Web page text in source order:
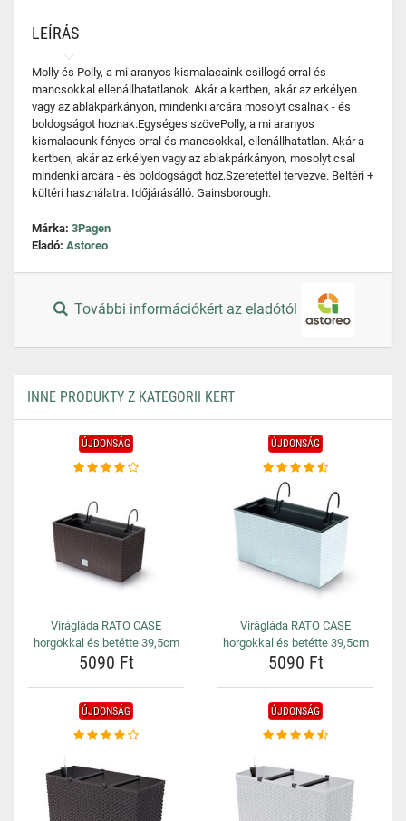
LEÍRÁS
Molly és Polly, a mi aranyos kismalacaink csillogó orral és
mancsokkal ellenállhatatlanok. Akár a kertben, akár az erkélyen
vagy az ablakpárkányon, mindenki arcára mosolyt csalnak - és
boldogságot hoznak.Egységes szövePolly, a mi aranyos
kismalacunk fényes orral és mancsokkal, ellenállhatatlan. Akár a
kertben, akár az erkélyen vagy az ablakpárkányon, mosolyt csal
mindenki arcára - és boldogságot hoz.Szeretettel tervezve. Beltéri +
kültéri használatra. Időjárásálló. Gainsborough.
Márka: 3Pagen
Eladó: Astoreo
További információkért az eladótól
INNE PRODUKTY Z KATEGORII KERT
ÚJDONSÁG
Virágláda RATO CASE
horgokkal és betétte 39,5cm
5090 Ft
ÚJDONSÁG
Virágláda RATO CASE
horgokkal és betétte 39,5cm
5090 Ft
ÚJDONSÁG ÚJDONSÁG